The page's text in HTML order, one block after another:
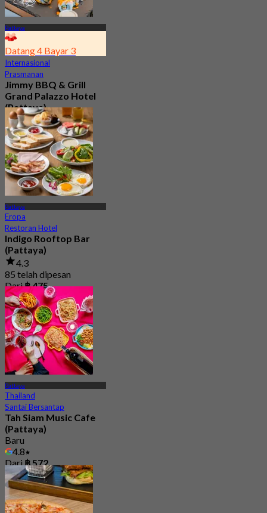
Pattaya
Datang 4 Bayar 3
Internasional
Prasmanan
Jimmy BBQ & Grill
Grand Palazzo Hotel
(Pattaya)
4.1
308 telah dipesan
Dari฿ 599.25
Pattaya
Eropa
Restoran Hotel
Indigo Rooftop Bar
(Pattaya)
4.3
85 telah dipesan
Dari฿ 475
Pattaya
Thailand
Santai Bersantap
Tah Siam Music Cafe
(Pattaya)
Baru
4.8
Dari ฿ 572